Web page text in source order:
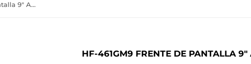
HF-461GM9 Frente de Pantalla 9" Aveo 2010 a 2017
HF-461GM9 FRENTE DE PANTALLA 9"